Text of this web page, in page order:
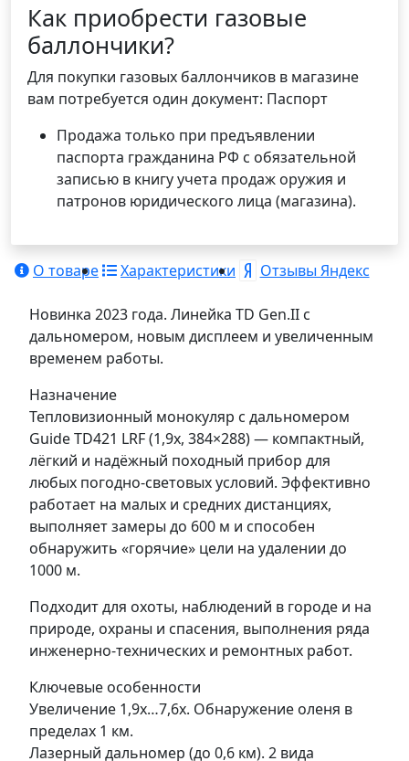
Как приобрести газовые
баллончики?
Для покупки газовых баллончиков в магазине
вам потребуется один документ: Паспорт
Продажа только при предъявлении
паспорта гражданина РФ с обязательной
записью в книгу учета продаж оружия и
патронов юридического лица (магазина).
О товаре Характеристики Отзывы Яндекс
Новинка 2023 года. Линейка TD Gen.II с
дальномером, новым дисплеем и увеличенным
временем работы.
Назначение
Тепловизионный монокуляр с дальномером
Guide TD421 LRF (1,9x, 384×288) — компактный,
лёгкий и надёжный походный прибор для
любых погодно-световых условий. Эффективно
работает на малых и средних дистанциях,
выполняет замеры до 600 м и способен
обнаружить «горячие» цели на удалении до
1000 м.
Подходит для охоты, наблюдений в городе и на
природе, охраны и спасения, выполнения ряда
инженерно-технических и ремонтных работ.
Ключевые особенности
Увеличение 1,9x…7,6x. Обнаружение оленя в
пределах 1 км.
Лазерный дальномер (до 0,6 км). 2 вида